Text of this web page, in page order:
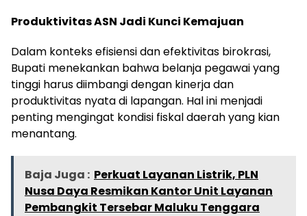
Produktivitas ASN Jadi Kunci Kemajuan
Dalam konteks efisiensi dan efektivitas birokrasi,
Bupati menekankan bahwa belanja pegawai yang
tinggi harus diimbangi dengan kinerja dan
produktivitas nyata di lapangan. Hal ini menjadi
penting mengingat kondisi fiskal daerah yang kian
menantang.
Baja Juga : Perkuat Layanan Listrik, PLN
Nusa Daya Resmikan Kantor Unit Layanan
Pembangkit Tersebar Maluku Tenggara